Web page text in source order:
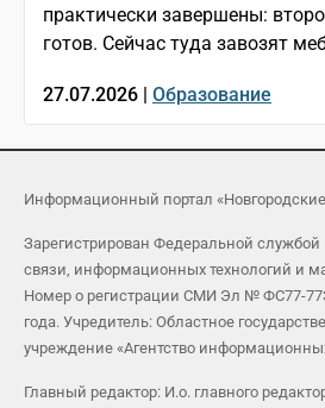
практически завершены:
готов. Сейчас туда завозят
27.07.2026 | Образование
Информационный портал
Зарегистрирован Федеральной службой
связи, информационных технологий и
Номер о регистрации СМИ Эл № ФС77-
года. Учредитель: Областное
учреждение «Агентство
Главный редактор: И.о. главного